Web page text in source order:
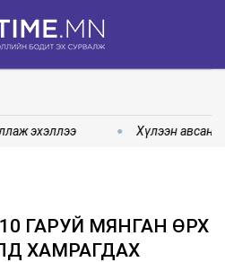
эхэллээ Хүлээн авсан
ГАРУЙ МЯНГАН ӨРХ
ХАМРАГДАХ